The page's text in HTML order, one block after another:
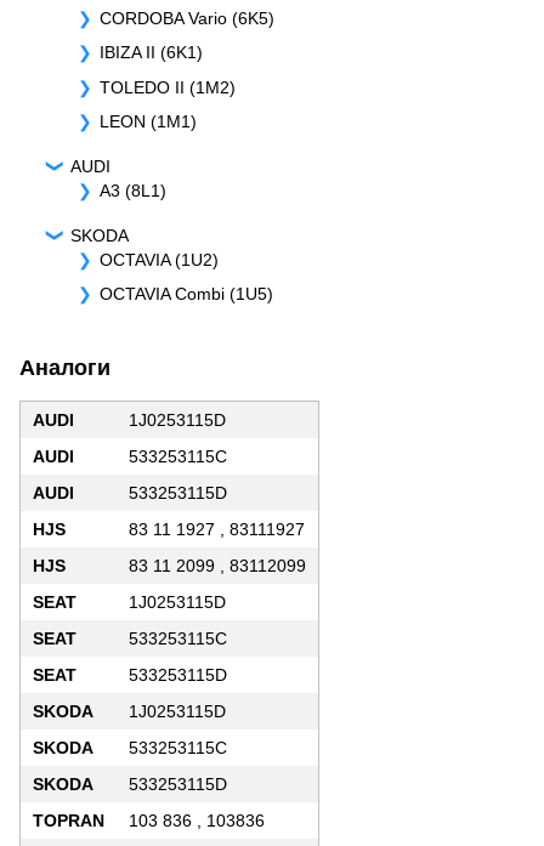
CORDOBA Vario (6K5)
IBIZA II (6K1)
TOLEDO II (1M2)
LEON (1M1)
AUDI
A3 (8L1)
SKODA
OCTAVIA (1U2)
OCTAVIA Combi (1U5)
Аналоги
AUDI
1J0253115D
AUDI
533253115C
AUDI
533253115D
HJS
83 11 1927 , 83111927
HJS
83 11 2099 , 83112099
SEAT
1J0253115D
SEAT
533253115C
SEAT
533253115D
SKODA
1J0253115D
SKODA
533253115C
SKODA
533253115D
TOPRAN
103 836 , 103836